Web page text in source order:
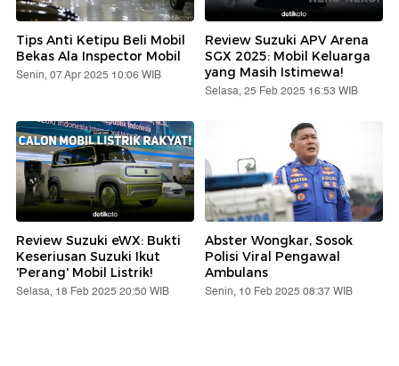
Tips Anti Ketipu Beli Mobil
Bekas Ala Inspector Mobil
Senin, 07 Apr 2025 10:06 WIB
Review Suzuki APV Arena
SGX 2025: Mobil Keluarga
yang Masih Istimewa!
Selasa, 25 Feb 2025 16:53 WIB
Review Suzuki eWX: Bukti
Keseriusan Suzuki Ikut
'Perang' Mobil Listrik!
Selasa, 18 Feb 2025 20:50 WIB
Abster Wongkar, Sosok
Polisi Viral Pengawal
Ambulans
Senin, 10 Feb 2025 08:37 WIB